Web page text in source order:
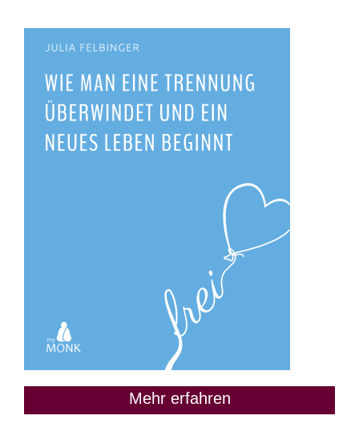
Mehr erfahren